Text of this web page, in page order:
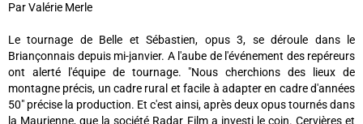
Par Valérie Merle
Le tournage de Belle et Sébastien, opus 3, se déroule dans le
Briançonnais depuis mi-janvier. A l'aube de l'événement des repéreurs
ont alerté l'équipe de tournage. "Nous cherchions des lieux de
montagne précis, un cadre rural et facile à adapter en cadre d'années
50" précise la production. Et c'est ainsi, après deux opus tournés dans
la Maurienne, que la société Radar Film a investi le coin. Cervières et